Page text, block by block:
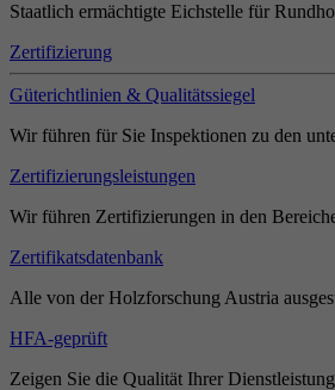
Staatlich ermächtigte Eichstelle für
Zertifizierung
Güterichtlinien & Qualitätssiegel
Wir führen für Sie Inspektionen zu den
Zertifizierungsleistungen
Wir führen Zertifizierungen in den
Zertifikatsdatenbank
Alle von der Holzforschung Austria
HFA-geprüft
Zeigen Sie die Qualität Ihrer